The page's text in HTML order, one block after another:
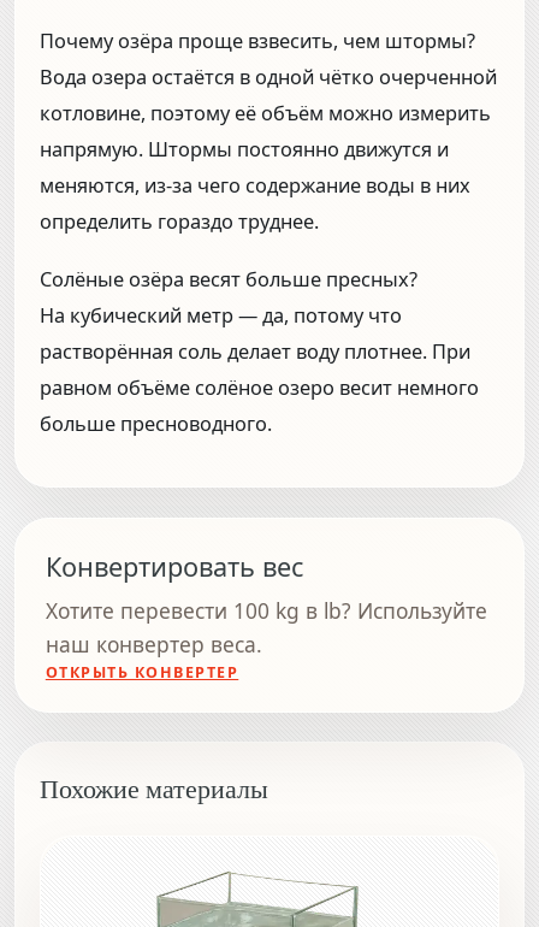
Почему озёра проще взвесить, чем штормы?
Вода озера остаётся в одной чётко очерченной
котловине, поэтому её объём можно измерить
напрямую. Штормы постоянно движутся и
меняются, из-за чего содержание воды в них
определить гораздо труднее.
Солёные озёра весят больше пресных?
На кубический метр — да, потому что
растворённая соль делает воду плотнее. При
равном объёме солёное озеро весит немного
больше пресноводного.
Конвертировать вес
Хотите перевести 100 kg в lb? Используйте
наш конвертер веса.
ОТКРЫТЬ КОНВЕРТЕР
Похожие материалы